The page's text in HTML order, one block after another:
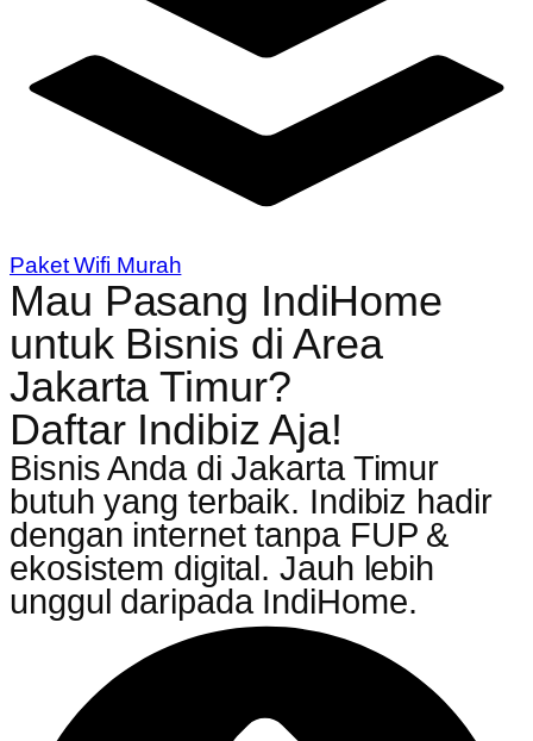
Paket Wifi Murah
Mau Pasang IndiHome
untuk Bisnis di Area
Jakarta Timur?
Daftar Indibiz Aja!
Bisnis Anda di Jakarta Timur
butuh yang terbaik. Indibiz hadir
dengan internet tanpa FUP &
ekosistem digital. Jauh lebih
unggul daripada IndiHome.